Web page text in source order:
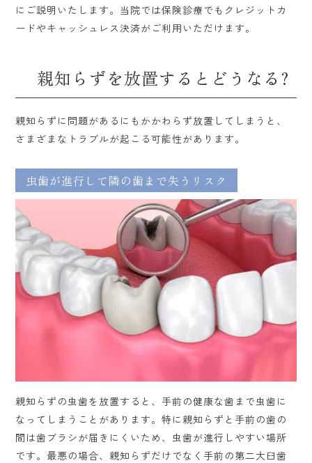
にご説明いたします。当院では保険診療でもクレジットカ
ードやキャッシュレス決済がご利用いただけます。
親知らずを放置するとどうなる?
親知らずに問題があるにもかかわらず放置してしまうと、
さまざまなトラブルが起こる可能性があります。
虫歯が進行して隣の歯まで失うリスク
親知らずの虫歯を放置すると、手前の健康な歯まで虫歯に
なってしまうことがあります。特に親知らずと手前の歯の
間は歯ブラシが届きにくいため、虫歯が進行しやすい場所
です。最悪の場合、親知らずだけでなく手前の第二大臼歯